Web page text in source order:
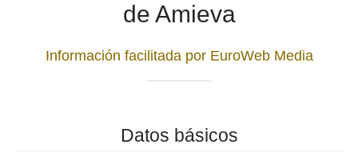
de Amieva
Información facilitada por EuroWeb Media
Datos básicos